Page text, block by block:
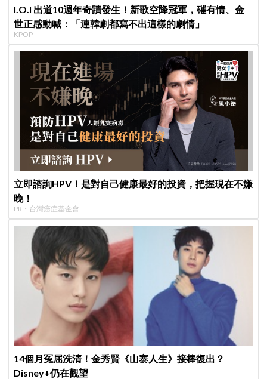
I.O.I 出道10週年奇蹟發生！新歌空降冠軍，磪有情、金
世正感動喊：「連韓劇都寫不出這樣的劇情」
KPOP
立即諮詢HPV！是對自己健康最好的投資，把握現在不嫌
晚！
PR・台灣癌症基金會
14個月冤屈洗清！金秀賢《山寨人生》接棒復出？
Disney+仍在觀望